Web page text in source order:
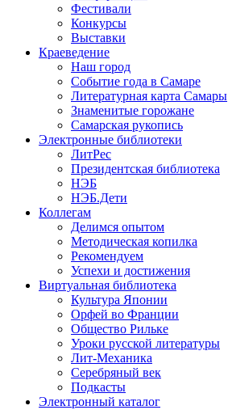
Фестивали
Конкурсы
Выставки
Краеведение
Наш город
Событие года в Самаре
Литературная карта Самары
Знаменитые горожане
Самарская рукопись
Электронные библиотеки
ЛитРес
Президентская библиотека
НЭБ
НЭБ.Дети
Коллегам
Делимся опытом
Методическая копилка
Рекомендуем
Успехи и достижения
Виртуальная библиотека
Культура Японии
Орфей во Франции
Общество Рильке
Уроки русской литературы
Лит-Механика
Серебряный век
Подкасты
Электронный каталог